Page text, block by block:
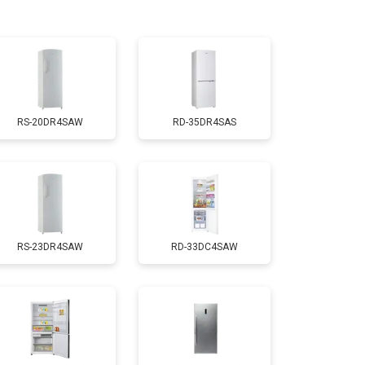
Заказать
1700 ₽ Заказать
2550 ₽ Заказать
1700 ₽ Заказать
4750 ₽
RS-20DR4SAW RD-35DR4SAS
RS-23DR4SAW RD-33DC4SAW